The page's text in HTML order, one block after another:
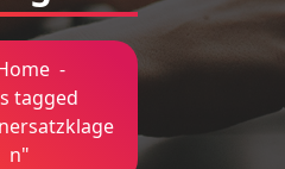
-
tagged
n"